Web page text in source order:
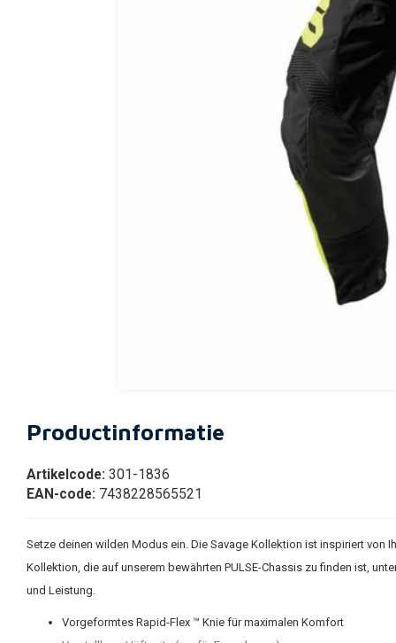
Productinformatie
Artikelcode: 301-1836
EAN-code: 7438228565521
Setze deinen wilden Modus ein. Die Savage Kollektion ist inspiriert von
Kollektion, die auf unserem bewährten PULSE-Chassis zu finden ist,
und Leistung.
Vorgeformtes Rapid-Flex ™ Knie für maximalen Komfort